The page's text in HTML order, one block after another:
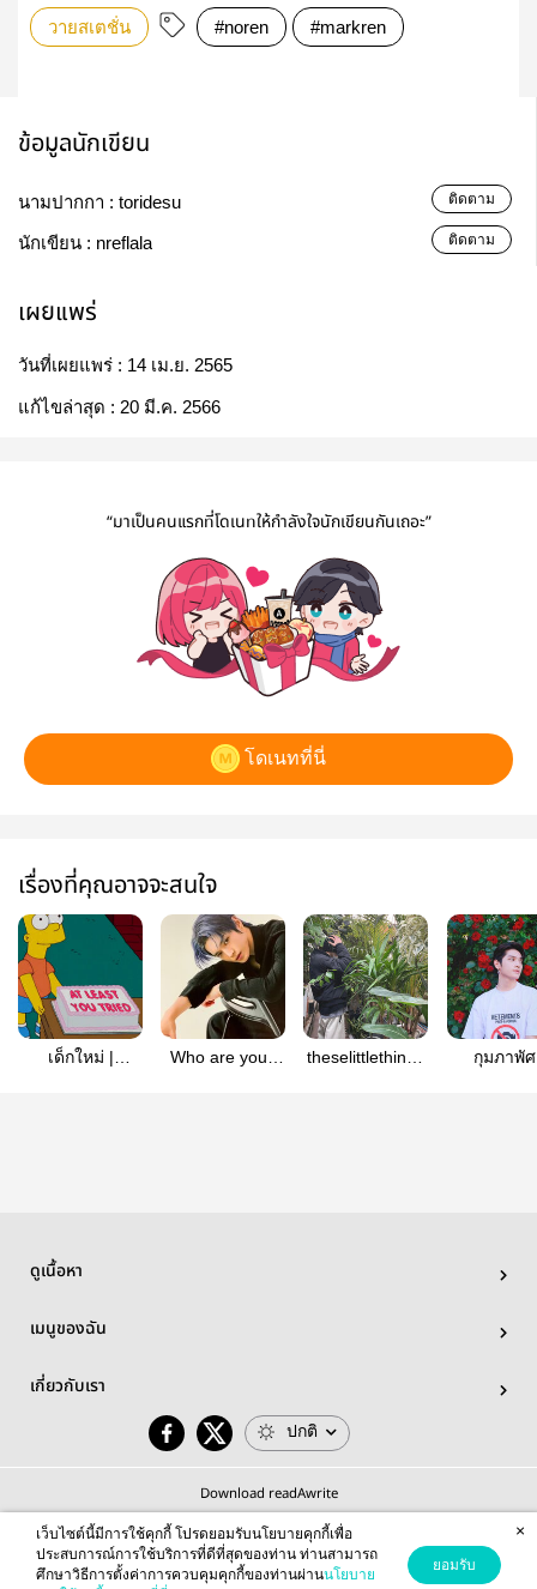
วายสเตชั่น #noren #markren
ข้อมูลนักเขียน
นามปากกา : toridesu ติดตาม
นักเขียน : nreflala ติดตาม
เผยแพร่
วันที่เผยแพร่ : 14 เม.ย. 2565
แก้ไขล่าสุด : 20 มี.ค. 2566
“มาเป็นคนแรกที่โดเนทให้กำลังใจนักเขียนกันเถอะ”
โดเนทที่นี่
เรื่องที่คุณอาจจะสนใจ
เด็กใหม่ |
Who are you |
theselittlethings
กุมภาพั
ดูเนื้อหา
เมนูของฉัน
เกี่ยวกับเรา
ปกติ
Download readAwrite
© 2026 readAwrite.com by MEB Corporation Public Company Limited
เว็บไซต์นี้มีการใช้คุกกี้ โปรดยอมรับนโยบายคุกกี้เพื่อ
ประสบการณ์การใช้บริการที่ดีที่สุดของท่าน ท่านสามารถ
ศึกษาวิธีการตั้งค่าการควบคุมคุกกี้ของท่านผ่านนโยบาย
ยอมรับ
×